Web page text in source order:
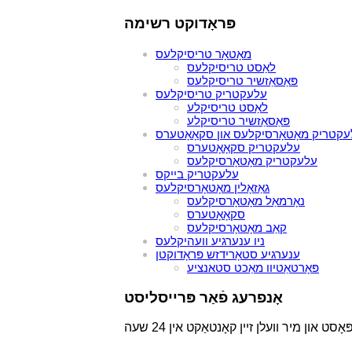
פּראָדוקט רשימה
מאָטאָר טריסיקלעס
לאַסט טריסיקלעס
פּאַסאַזשיר טריסיקלעס
עלעקטריק טריסיקלעס
לאַסט טריסיקלע
פּאַסאַזשיר טריסיקלע
מאָטאָרסיקלעס און סקאָאָטערס
עלעקטריק סקאָאָטערס
עלעקטריק מאָטאָרסיקלעס
עלעקטריק בייקס
גאַזאָלין מאָטאָרסיקלעס
נאָרמאַל מאָטאָרסיקלעס
סקאָאָטערס
קאַב מאָטאָרסיקלעס
ניו ענערגיע וועהיקלעס
ענערגיע סטאָרידזש פּראָדוקטן
פּאָרטאַטיוו מאַכט סטאנציע
אָנפרעג פֿאַר פּרייסליסט